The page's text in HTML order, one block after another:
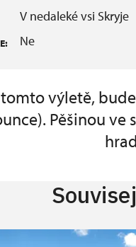
V nedaleké vsi Skryje
Ne
výletě,
Pěšinou